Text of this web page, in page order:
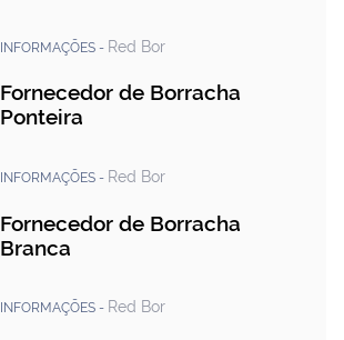
INFORMAÇÕES - Red Bor
Fornecedor de Borracha
Ponteira
INFORMAÇÕES - Red Bor
Fornecedor de Borracha
Branca
INFORMAÇÕES - Red Bor